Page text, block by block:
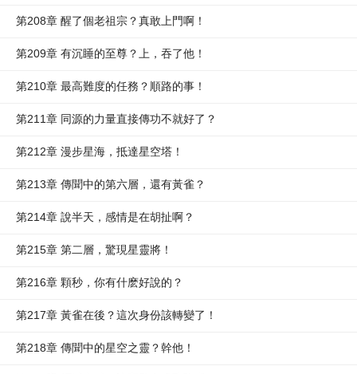
第208章 醒了個老祖宗？真敢上門啊！
第209章 有沉睡的至尊？上，吞了他！
第210章 最高難度的任務？順路的事！
第211章 同源的力量直接傳功不就好了？
第212章 漫步星海，抵達星空塔！
第213章 傳聞中的第六層，還有黃雀？
第214章 說半天，感情是在胡扯啊？
第215章 第二層，驚現星靈將！
第216章 顆秒，你有什麽好說的？
第217章 黃雀在後？這次身份該轉變了！
第218章 傳聞中的星空之靈？幹他！